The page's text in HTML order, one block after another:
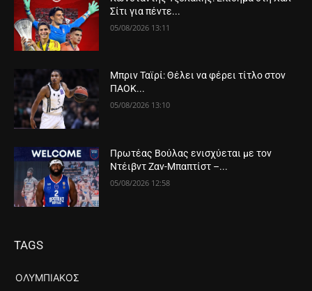
Σίτι για πέντε...
05/08/2026 13:11
Μπριν Ταϊρί: Θέλει να φέρει τίτλο στον
ΠΑΟΚ...
05/08/2026 13:10
Πρωτέας Βούλας ενισχύεται με τον
Ντέιβντ Ζαν-Μπαπτίστ –...
05/08/2026 12:58
TAGS
ΟΛΥΜΠΙΑΚΌΣ